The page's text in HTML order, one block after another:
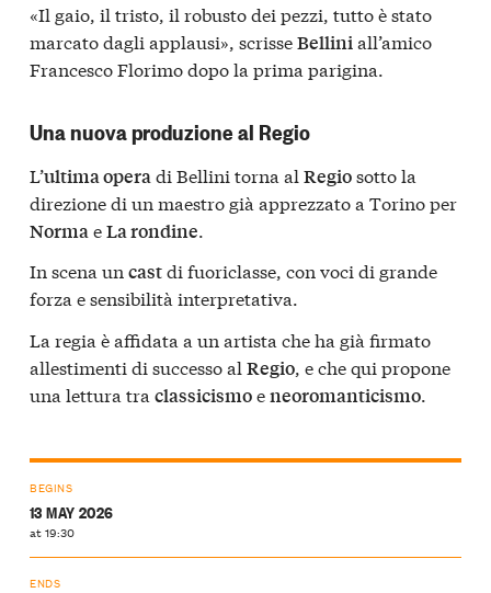
«Il gaio, il tristo, il robusto dei pezzi, tutto è stato
marcato dagli applausi», scrisseBelliniall’amico
Francesco Florimo dopo la prima parigina.
Una nuova produzione al Regio
L’ultima operadi Bellini torna al Regiosotto la
direzione di un maestro già apprezzato a Torino per
NormaeLa rondine.
In scena un castdi fuoriclasse, con voci di grande
forza e sensibilità interpretativa.
La regia è affidata a un artista che ha già firmato
allestimenti di successo al Regio, e che qui propone
una lettura tra classicismoeneoromanticismo.
BEGINS
13 MAY 2026
at 19:30
ENDS